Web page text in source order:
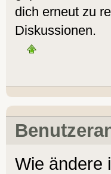
dich erneut zu
Diskussionen.
Wie ändere